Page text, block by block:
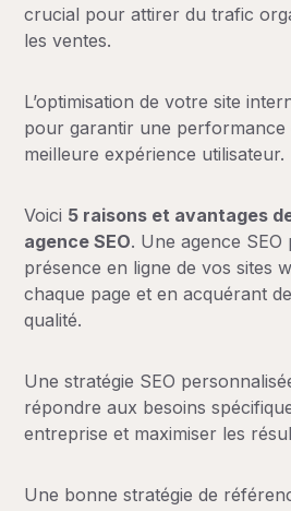
crucial pour attirer du trafic
les ventes.
L’optimisation de votre site
pour garantir une performance
meilleure expérience utilisateur.
Voici 5 raisons et avantages
agence SEO. Une agence
présence en ligne de vos sites
chaque page et en acquérant
qualité.
Une stratégie SEO
répondre aux besoins
entreprise et maximiser les
Une bonne stratégie de